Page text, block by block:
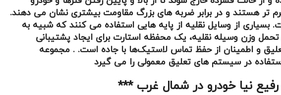
هستند و در برابر ضربه های بزرگ مقاومت بیشتری نشان می دهند.
از وسایل نقلیه از پایه هایی استفاده می کنند که شبیه به
وزن وسیله نقلیه، یک محفظه استارت برای ایجاد پشتیبانی
و اطمینان از حفظ تماس لاستیک‌ها با جاده است. . مجموعه
در سیستم های تعلیق معمولی را می گیرد
نیا خودرو در شمال غرب ***